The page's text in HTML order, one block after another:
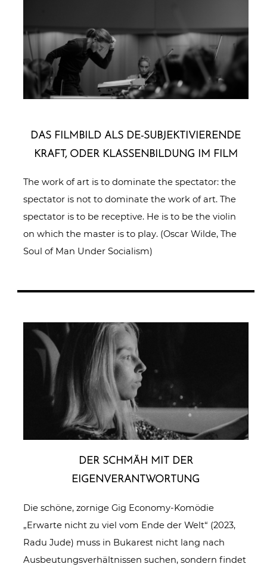
DAS FILMBILD ALS DE-SUB­JEK­TI­VIE­REN­DE
KRAFT, ODER KLAS­SEN­BIL­DUNG IM FILM
The work of art is to dominate the spectator: the
spectator is not to dominate the work of art. The
spectator is to be receptive. He is to be the violin
on which the master is to play. (Oscar Wilde, The
Soul of Man Under Socialism)
DER SCHMÄH MIT DER
EIGENVERANTWORTUNG
Die schöne, zornige Gig Economy-Komödie
„Erwarte nicht zu viel vom Ende der Welt“ (2023,
Radu Jude) muss in Bukarest nicht lang nach
Ausbeutungsverhältnissen suchen, sondern findet